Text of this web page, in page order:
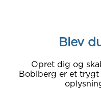
Blev
Opret dig og
Boblberg er et trygt